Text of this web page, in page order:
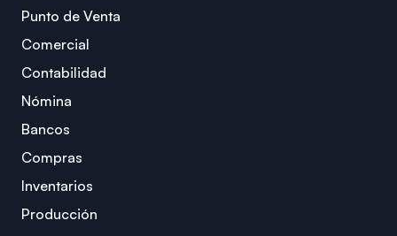
Punto de Venta
Comercial
Contabilidad
Nómina
Bancos
Compras
Inventarios
Producción